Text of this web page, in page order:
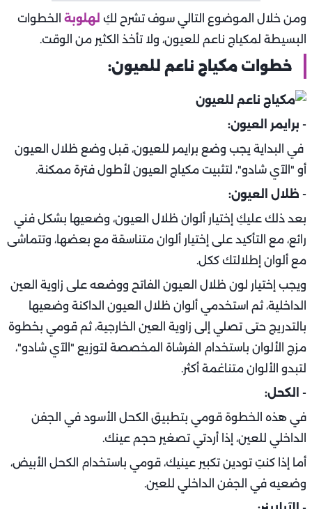
ومن خلال الموضوع التالي سوف تشرح لكِ لهلوبة الخطوات
البسيطة لمكياج ناعم للعيون، ولا تأخذ الكثير من الوقت.
خطوات مكياج ناعم للعيون:
- برايمر العيون:
في البداية يجب وضع برايمر للعيون، قبل وضع ظلال العيون
أو "الآي شادو"، لتثبيت مكياج العيون لأطول فترة ممكنة.
- ظلال العيون:
بعد ذلك عليكِ إختيار ألوان ظلال العيون، وضعيها بشكل فني
رائع، مع التأكيد على إختيار ألوان متناسقة مع بعضها، وتتماشى
مع ألوان إطلالتك ككل.
ويجب إختيار لون ظلال العيون الفاتح ووضعه على زاوية العين
الداخلية، ثم استخدمي ألوان ظلال العيون الداكنة وضعيها
بالتدريج حتى تصلي إلى زاوية العين الخارجية، ثم قومي بخطوة
مزج الألوان باستخدام الفرشاة المخصصة لتوزيع "الآي شادو"،
لتبدو الألوان متناغمة أكثر.
- الكحل:
في هذه الخطوة قومي بتطبيق الكحل الأسود في الجفن
الداخلي للعين، إذا أردتي تصغير حجم عينك.
أما إذا كنتِ تودين تكبير عينيك، قومي باستخدام الكحل الأبيض،
وضعيه في الجفن الداخلي للعين.